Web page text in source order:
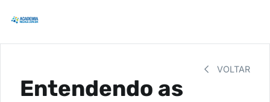
VOLTAR
Entendendo as